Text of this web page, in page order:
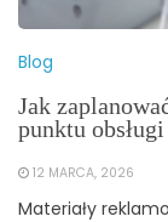
Blog
Jak
punktu
12 MARCA, 2026
Materiały